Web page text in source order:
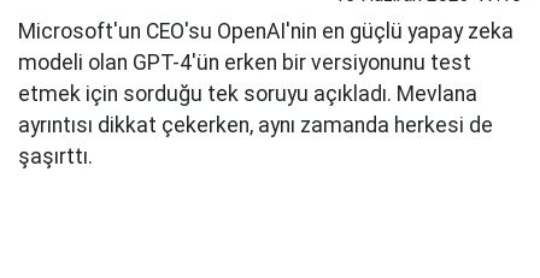
Microsoft'un CEO'su OpenAI'nin en güçlü yapay zeka
modeli olan GPT-4'ün erken bir versiyonunu test
etmek için sorduğu tek soruyu açıkladı. Mevlana
ayrıntısı dikkat çekerken, aynı zamanda herkesi de
şaşırttı.